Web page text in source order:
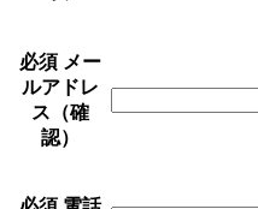
必須 メー
ルアドレ
ス（確
認）